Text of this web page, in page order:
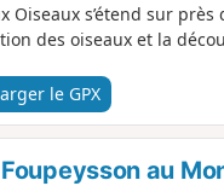
Oiseaux s’étend sur
des oiseaux et la
le GPX
au